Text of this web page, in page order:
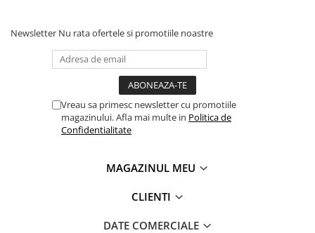
Newsletter Nu rata ofertele si promotiile noastre
Vreau sa primesc newsletter cu promotiile
magazinului. Afla mai multe in Politica de
Confidentialitate
MAGAZINUL MEU
CLIENTI
DATE COMERCIALE